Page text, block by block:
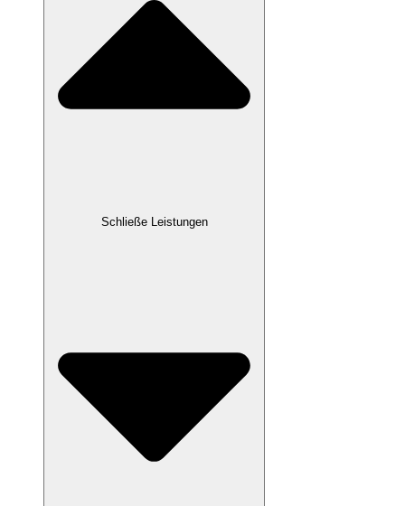
Schließe Leistungen